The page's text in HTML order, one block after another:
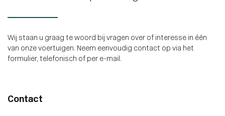
Wij staan u graag te woord bij vragen over of interesse in één
van onze voertuigen. Neem eenvoudig contact op via het
formulier, telefonisch of per e-mail.
Contact